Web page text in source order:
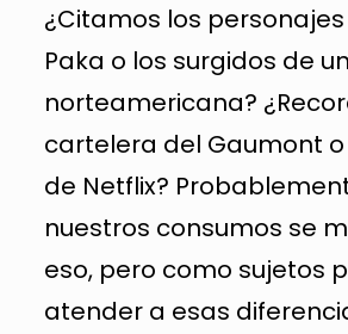
¿Citamos los
Paka o los surgidos de
norteamericana?
cartelera del Gaumont
de Netflix?
nuestros consumos se
eso, pero como sujetos
atender a esas